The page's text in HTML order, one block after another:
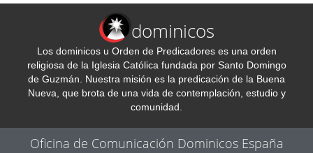
dominicos
Los dominicos u Orden de Predicadores es una orden
religiosa de la Iglesia Católica fundada por Santo Domingo
de Guzmán. Nuestra misión es la predicación de la Buena
Nueva, que brota de una vida de contemplación, estudio y
comunidad.
Oficina de Comunicación Dominicos España